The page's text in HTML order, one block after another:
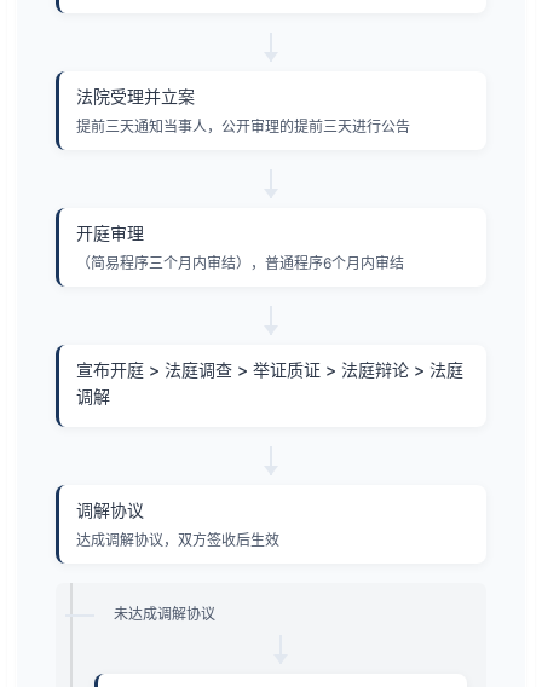
法院受理并立案
提前三天通知当事人，公开审理的提前三天进行公告
开庭审理
（简易程序三个月内审结），普通程序6个月内审结
宣布开庭 > 法庭调查 > 举证质证 > 法庭辩论 > 法庭
调解
调解协议
达成调解协议，双方签收后生效
未达成调解协议